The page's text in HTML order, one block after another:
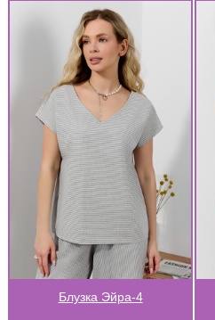
Блузка Эйра-4